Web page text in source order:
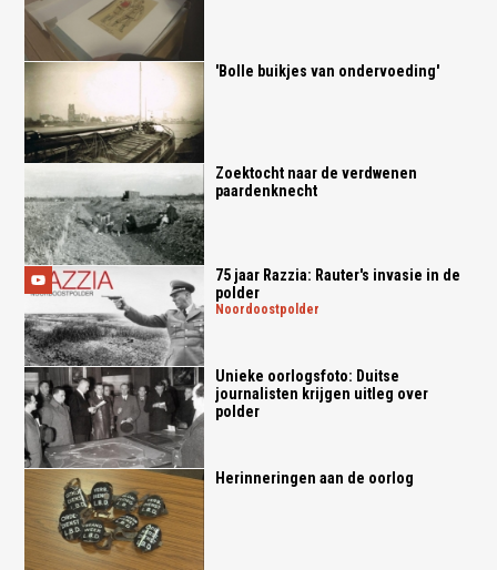
'Bolle buikjes van ondervoeding'
Zoektocht naar de verdwenen
paardenknecht
75 jaar Razzia: Rauter's invasie in de
polder
noordoostpolder
Unieke oorlogsfoto: Duitse
journalisten krijgen uitleg over
polder
Herinneringen aan de oorlog